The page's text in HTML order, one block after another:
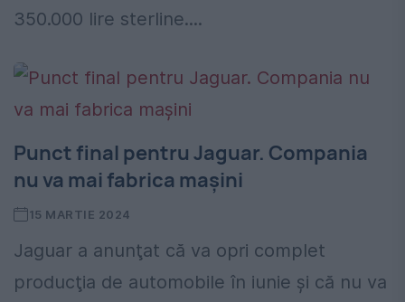
350.000 lire sterline....
Punct final pentru Jaguar. Compania
nu va mai fabrica mașini
15 MARTIE 2024
​​​​​​​Jaguar a anunţat că va opri complet
producţia de automobile în iunie şi că nu va